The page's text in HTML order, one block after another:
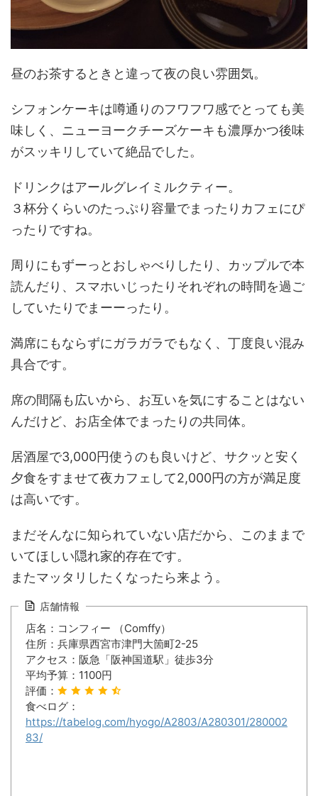
昼のお茶するときと違って夜の良い雰囲気。
シフォンケーキは噂通りのフワフワ感でとっても美
味しく、ニューヨークチーズケーキも濃厚かつ後味
がスッキリしていて絶品でした。
ドリンクはアールグレイミルクティー。
３杯分くらいのたっぷり容量でまったりカフェにぴ
ったりですね。
周りにもずーっとおしゃべりしたり、カップルで本
読んだり、スマホいじったりそれぞれの時間を過ご
していたりでまーーったり。
満席にもならずにガラガラでもなく、丁度良い混み
具合です。
席の間隔も広いから、お互いを気にすることはない
んだけど、お店全体でまったりの共同体。
居酒屋で3,000円使うのも良いけど、サクッと安く
夕食をすませて夜カフェして2,000円の方が満足度
は高いです。
まだそんなに知られていない店だから、このままで
いてほしい隠れ家的存在です。
またマッタリしたくなったら来よう。
店舗情報
店名：コンフィー （Comffy）
住所：兵庫県西宮市津門大箇町2-25
アクセス：阪急「阪神国道駅」徒歩3分
平均予算：1100円
評価：
食べログ：
https://tabelog.com/hyogo/A2803/A280301/280002
83/